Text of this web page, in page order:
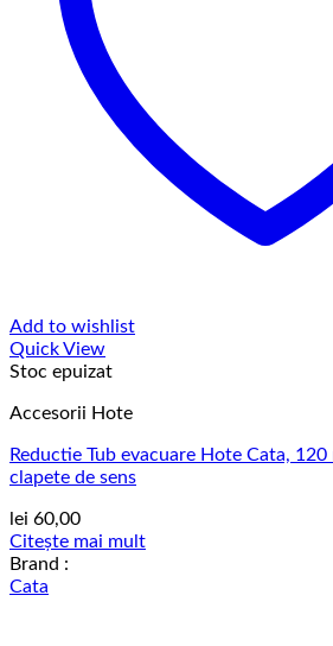
Add to wishlist
Quick View
Stoc epuizat
Accesorii Hote
Reductie Tub evacuare Hote Cata,
clapete de sens
lei 60,00
Citește mai mult
Brand :
Cata